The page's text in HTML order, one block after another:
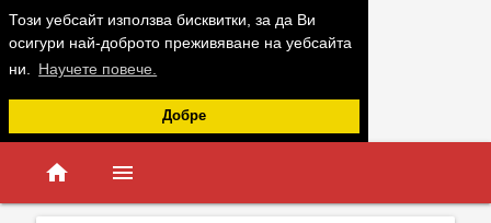
Този уебсайт използва бисквитки, за да Ви
осигури най-доброто преживяване на уебсайта
ни.
Научете повече.
Добре
home menu